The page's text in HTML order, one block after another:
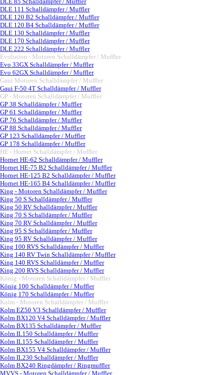
DLE 111 Schalldämpfer / Muffler
DLE 120 B2 Schalldämpfer / Muffler
DLE 120 B4 Schalldämpfer / Muffler
DLE 130 Schalldämpfer / Muffler
DLE 170 Schalldämpfer / Muffler
DLE 222 Schalldämpfer / Muffler
Evolution - Motoren Schalldämpfer / Muffler
Evo 33GX Schalldämpfer / Muffler
Evo 62GX Schalldämpfer / Muffler
Gaui Motoren Schalldämpfer / Muffler
Gaui F-50 4T Schalldämpfer / Muffler
GP - Motoren Schalldämpfer / Muffler
GP 38 Schalldämpfer / Muffler
GP 61 Schalldämpfer / Muffler
GP 76 Schalldämpfer / Muffler
GP 88 Schalldämpfer / Muffler
GP 123 Schalldämpfer / Muffler
GP 178 Schalldämpfer / Muffler
HE - Hornet Schalldämpfer / Muffler
Hornet HE-62 Schalldämpfer / Muffler
Hornet HE-75 B2 Schalldämpfer / Muffler
Hornet HE-125 B2 Schalldämpfer / Muffler
Hornet HE-165 B4 Schalldämpfer / Muffler
King - Motoren Schalldämpfer / Muffler▼
King 50 S Schalldämpfer / Muffler
King 50 RV Schalldämpfer / Muffler
King 70 S Schalldämpfer / Muffler
King 70 RV Schalldämpfer / Muffler
King 95 S Schalldämpfer / Muffler
King 95 RV Schalldämpfer / Muffler
King 100 RVS Schalldämpfer / Muffler
King 140 RV Twin Schalldämpfer / Muffler
King 140 RVS Schalldämpfer / Muffler
King 200 RVS Schalldämpfer / Muffler
König - Motoren Schalldämpfer / Muffler
König 100 Schalldämpfer / Muffler
König 170 Schalldämpfer / Muffler
Kolm - Motoren Schalldämpfer / Muffler
Kolm EZ50 V3 Schalldämpfer / Muffler
Kolm BX120 V4 Schalldämpfer / Muffler
Kolm BX135 Schalldämpfer / Muffler
Kolm IL150 Schalldämpfer / Muffler
Kolm IL155 Schalldämpfer / Muffler
Kolm BX155 V4 Schalldämpfer / Muffler
Kolm IL230 Schalldämpfer / Muffler
Kolm BX240 Ringdämpfer / Ringmuffler
MVVS - Motoren Schalldämpfer / Muffler▼